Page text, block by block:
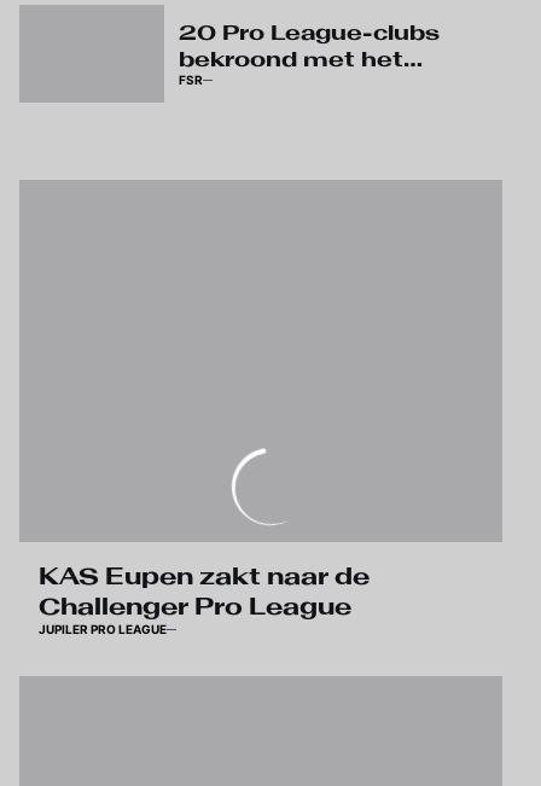
20 Pro League-clubs
bekroond met het
Sustainability Label
FSR
KAS Eupen zakt naar de
Challenger Pro League
JUPILER PRO LEAGUE